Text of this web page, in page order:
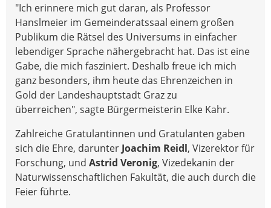
"Ich erinnere mich gut daran, als Professor
Hanslmeier im Gemeinderatssaal einem großen
Publikum die Rätsel des Universums in einfacher
lebendiger Sprache nähergebracht hat. Das ist eine
Gabe, die mich fasziniert. Deshalb freue ich mich
ganz besonders, ihm heute das Ehrenzeichen in
Gold der Landeshauptstadt Graz zu
überreichen", sagte Bürgermeisterin Elke Kahr.
Zahlreiche Gratulantinnen und Gratulanten gaben
sich die Ehre, darunter Joachim Reidl, Vizerektor für
Forschung, und Astrid Veronig, Vizedekanin der
Naturwissenschaftlichen Fakultät, die auch durch die
Feier führte.